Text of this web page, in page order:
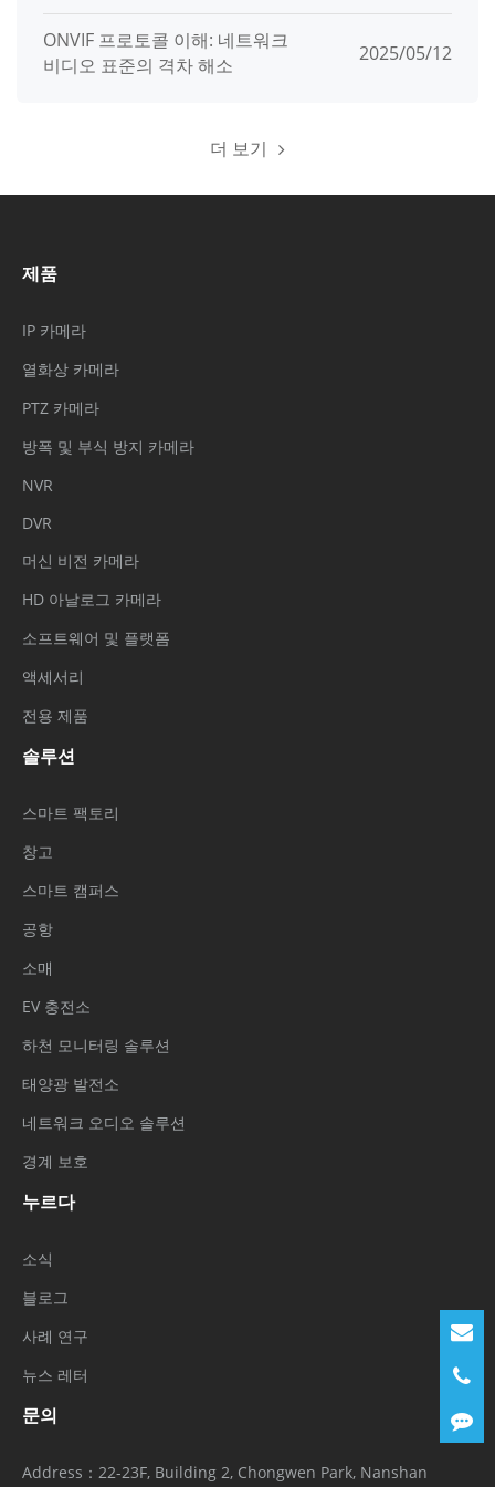
ONVIF 프로토콜 이해: 네트워크
비디오 표준의 격차 해소
2025/05/12
더 보기
제품
IP 카메라
열화상 카메라
PTZ 카메라
방폭 및 부식 방지 카메라
NVR
DVR
머신 비전 카메라
HD 아날로그 카메라
소프트웨어 및 플랫폼
액세서리
전용 제품
솔루션
스마트 팩토리
창고
스마트 캠퍼스
공항
소매
EV 충전소
하천 모니터링 솔루션
태양광 발전소
네트워크 오디오 솔루션
경계 보호
누르다
소식
블로그
사례 연구
뉴스 레터
문의
Address： 22-23F, Building 2, Chongwen Park, Nanshan